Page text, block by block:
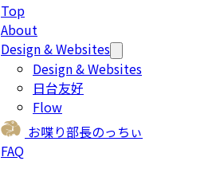
Top
About
Design & Websites
Design & Websites
日台友好
Flow
お喋り部長のっちぃ
FAQ